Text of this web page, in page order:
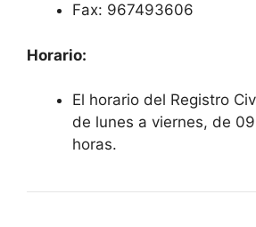
Fax: 967493606
Horario:
El horario del Registro
de lunes a viernes, de
horas.